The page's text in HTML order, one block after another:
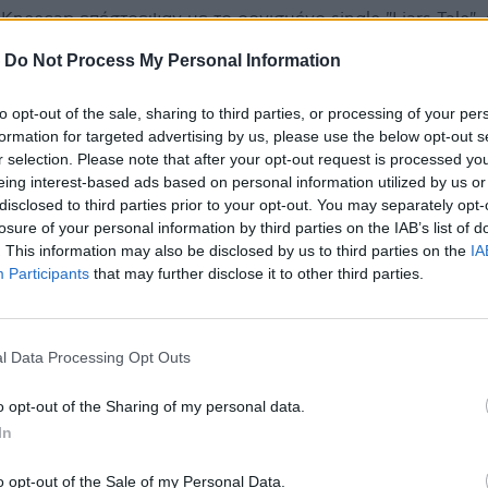
Do Not Process My Personal Information
opt-out of the sale, sharing to third parties, or processing of your
for targeted advertising by us, please use the below opt-out
selection. Please note that after your opt-out request is processed
interest-based ads based on personal information utilized by us
to third parties prior to your opt-out. You may separately
of your personal information by third parties on the IAB’s list of
This information may also be disclosed by us to third parties on the
Participants that may further disclose it to other third parties.
Data Processing Opt Outs
opt-out of the Sharing of my personal data.
opt-out of the Sale of my Personal Data.
Kneecap επέστρεψαν με το οργισμένο single "Liars Tale",
ευθέως το βρετανικό πολιτικό κατεστημένο και
άλμπουμ FENIAN, που κυκλοφορεί στις 24 Απριλίου
μείγμα hip-hop, rave, punk, acid house και trip-
η τέχνη μπορεί και πρέπει να είναι δύναμη
κουβαλά ιστορικό και συμβολικό βάρος - από τους
Fionn mac Cumhaill μέχρι τους ιρλανδούς
από τη Βρετανική Αυτοκρατορία και τους
του ήχου» που κινούνται σε όλο τον πλανήτη.
την κληρονομιά σε μια σύγχρονη ηχητική ταυτότητα
και κοινωνική πραγματικότητα. Tην μετατρέπουν σε
συνδέοντας την ιστορία με τη σύγχρονη
για όσους θέλουν να δουν το hip hop ως όπλο, ως
- και το FENIAN λάμπει με τα ανόθευτα διαμάντια των
τις πολιτικές πιέσεις, τις δικαστικές εμφανίσεις
Kneecap κάνουν αυτό που ξέρουν καλύτερα: